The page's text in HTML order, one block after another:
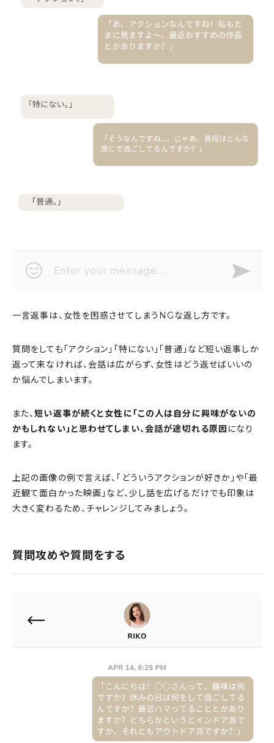
一言返事は、女性を困惑させてしまうNGな返し方です。
質問をしても「アクション」「特にない」「普通」など短い返事しか
返って来なければ、会話は広がらず、女性はどう返せばいいの
か悩んでしまいます。
また、短い返事が続くと女性に「この人は自分に興味がないの
かもしれない」と思わせてしまい、会話が途切れる原因 になり
ます。
上記の画像の例で言えば、「どういうアクションが好きか」や「最
近観て面白かった映画」など、少し話を広げるだけでも印象は
大きく変わるため、チャレンジしてみましょう。
質問攻めや質問をする